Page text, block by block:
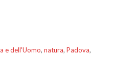
e dell'Uomo, natura, Padova,